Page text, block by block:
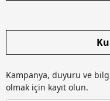
Kampanya, duyuru ve
olmak için kayıt olun.